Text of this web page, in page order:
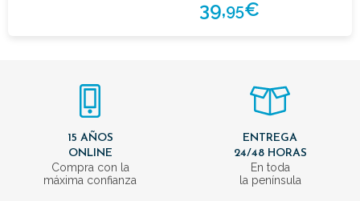
39,95€
15 AÑOS
ONLINE
Compra con la
máxima confianza
ENTREGA
24/48 HORAS
En toda
la península